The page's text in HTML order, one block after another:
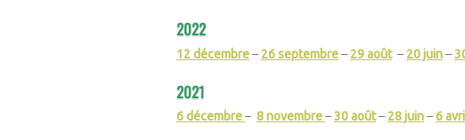
2022
12 décembre– 26 septembre– 29 août– 20 juin–
2021
6 décembre– 8 novembre–30 août– 28 juin–6